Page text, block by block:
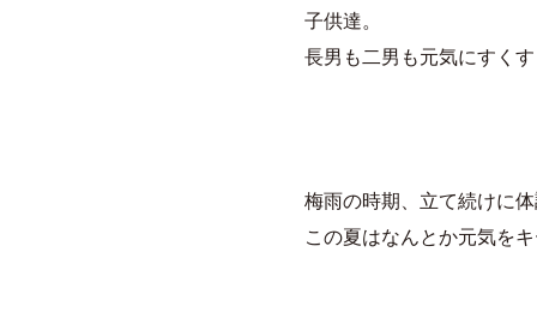
子供達。
長男も二男も元気にすく
梅雨の時期、立て続けに
この夏はなんとか元気を